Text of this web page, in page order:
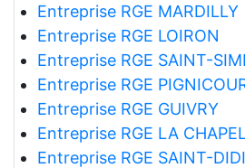
Entreprise RGE MARDILLY
Entreprise RGE LOIRON
Entreprise RGE SAINT-
Entreprise RGE
Entreprise RGE GUIVRY
Entreprise RGE LA
Entreprise RGE SAINT-